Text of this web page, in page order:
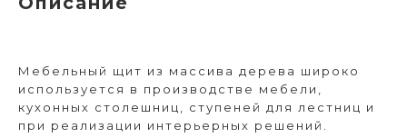
Мебельный щит из массива дерева широко
используется в производстве мебели,
кухонных столешниц, ступеней для лестниц и
при реализации интерьерных решений.